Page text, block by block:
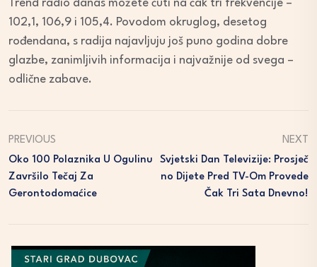
Trend radio danas možete čuti na čak tri frekvencije –
102,1, 106,9 i 105,4. Povodom okruglog, desetog
rođendana, s radija najavljuju još puno godina dobre
glazbe, zanimljivih informacija i najvažnije od svega –
odlične zabave.
PREVIOUS
Oko 100 Polaznika U Ogulinu
Završilo Tečaj Za
Gerontodomaćice
NEXT
Svjetski Dan Televizije: Prosječ
No Dijete Pred TV-Om Provede
Čak Tri Sata Dnevno!